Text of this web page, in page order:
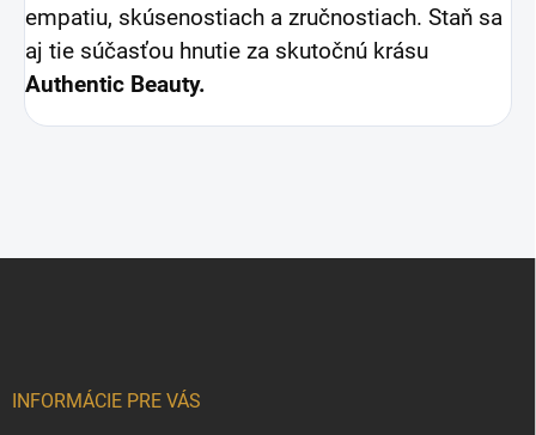
empatiu, skúsenostiach a zručnostiach. Staň sa
aj tie súčasťou hnutie za skutočnú krásu
Authentic Beauty.
INFORMÁCIE PRE VÁS